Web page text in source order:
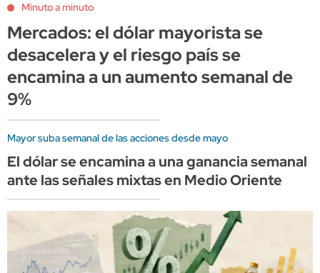
Minuto a minuto
Mercados: el dólar mayorista se
desacelera y el riesgo país se
encamina a un aumento semanal de
9%
Mayor suba semanal de las acciones desde mayo
El dólar se encamina a una ganancia semanal
ante las señales mixtas en Medio Oriente